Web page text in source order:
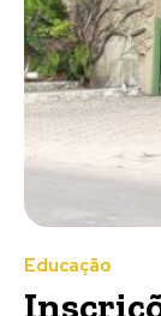
Educação